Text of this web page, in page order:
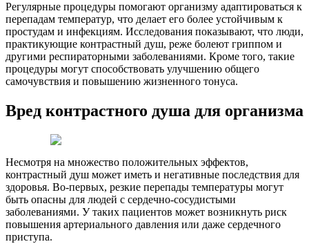
Регулярные процедуры помогают организму адаптироваться к
перепадам температур, что делает его более устойчивым к
простудам и инфекциям. Исследования показывают, что люди,
практикующие контрастный душ, реже болеют гриппом и
другими респираторными заболеваниями. Кроме того, такие
процедуры могут способствовать улучшению общего
самочувствия и повышению жизненного тонуса.
Вред контрастного душа для организма
Несмотря на множество положительных эффектов,
контрастный душ может иметь и негативные последствия для
здоровья. Во-первых, резкие перепады температуры могут
быть опасны для людей с сердечно-сосудистыми
заболеваниями. У таких пациентов может возникнуть риск
повышения артериального давления или даже сердечного
приступа.